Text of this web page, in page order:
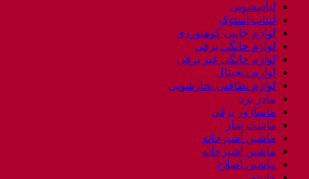
لباسشویی
لپتاب استوک
لوازم جانبی کوهنوردی
لوازم خانگی برقی
لوازم خانگی غیر برقی
لوازم دیجیتال
لوازم نظافتی بخارشویی
مادر برد
ماساژور برقی
ماست ساز
ماشین آشپزخانه
ماشین اشپزخانه
ماشین اصلاح